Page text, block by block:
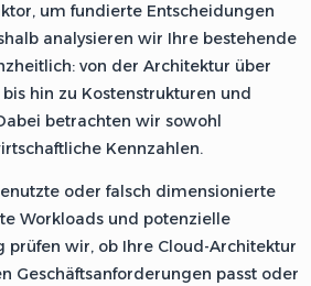
um fundierte Entscheidungen
analysieren wir Ihre bestehende
von der Architektur über
bis hin zu Kostenstrukturen und
betrachten wir sowohl
Kennzahlen.
oder falsch dimensionierte
Workloads und potenzielle
prüfen wir, ob Ihre Cloud-Architektur
Geschäftsanforderungen passt oder